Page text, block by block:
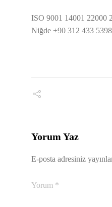
ISO 9001 14001 22000
Niğde +90 312 433
Yorum Yaz
E-posta adresiniz